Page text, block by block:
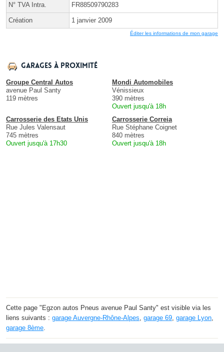
N° TVA Intra. FR88509790283
Création 1 janvier 2009
Éditer les informations de mon garage
Garages à proximité
Groupe Central Autos
avenue Paul Santy
119 mètres
Mondi Automobiles
Vénissieux
390 mètres
Ouvert jusqu'à 18h
Carrosserie des Etats Unis
Rue Jules Valensaut
745 mètres
Ouvert jusqu'à 17h30
Carrosserie Correia
Rue Stéphane Coignet
840 mètres
Ouvert jusqu'à 18h
Cette page "Egzon autos Pneus avenue Paul Santy" est visible via les
liens suivants : garage Auvergne-Rhône-Alpes garage 69 garage Lyon
garage 8ème